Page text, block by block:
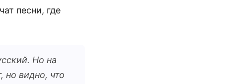
песни, где
Но на
но видно, что